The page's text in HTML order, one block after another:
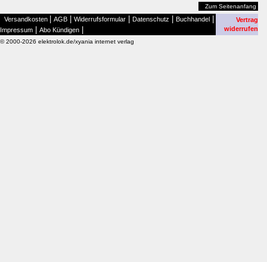
Zum Seitenanfang
Versandkosten AGB Widerrufsformular Datenschutz Buchhandel
Impressum Abo Kündigen
Vertrag
widerrufen
© 2000-2026 elektrolok.de/xyania internet verlag